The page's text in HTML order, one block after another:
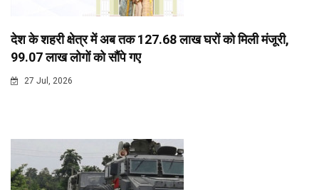
देश के शहरी क्षेत्र में अब तक 127.68 लाख घरों को मिली मंजूरी,
99.07 लाख लोगों को सौंपे गए
27 Jul, 2026